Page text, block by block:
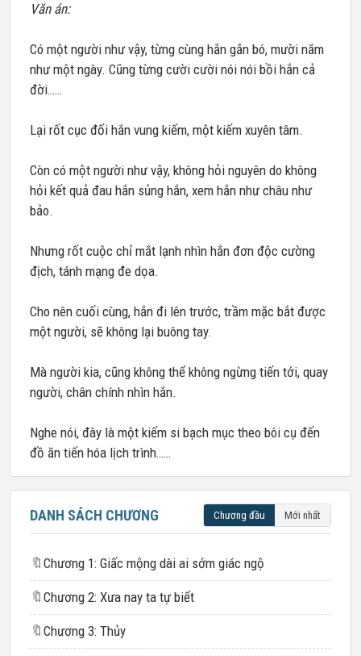
Văn án:
Có một người như vậy, từng cùng hắn gắn bó, mười năm
như một ngày. Cũng từng cười cười nói nói bồi hắn cả
đời……
Lại rốt cục đối hắn vung kiếm, một kiếm xuyên tâm.
Còn có một người như vậy, không hỏi nguyên do không
hỏi kết quả đau hắn sủng hắn, xem hắn như châu như
bảo.
Nhưng rốt cuộc chỉ mắt lạnh nhìn hắn đơn độc cường
địch, tánh mạng đe dọa.
Cho nên cuối cùng, hắn đi lên trước, trầm mặc bắt được
một người, sẽ không lại buông tay.
Mà người kia, cũng không thể không ngừng tiến tới, quay
người, chân chính nhìn hắn.
Nghe nói, đây là một kiếm si bạch mục theo bôi cụ đến
đồ ăn tiến hóa lịch trình……
DANH SÁCH CHƯƠNG Chương đầu Mới nhất
🔖 Chương 1: Giấc mộng dài ai sớm giác ngộ
🔖 Chương 2: Xưa nay ta tự biết
🔖 Chương 3: Thủy